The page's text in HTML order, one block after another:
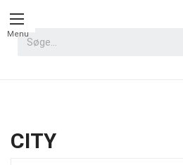
Menu
CITY